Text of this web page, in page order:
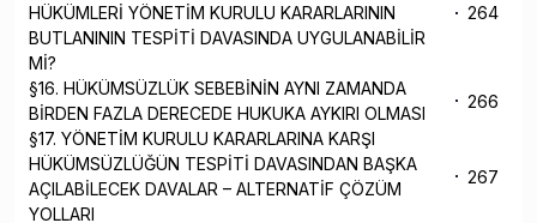
HÜKÜMLERİ YÖNETİM KURULU KARARLARININ
BUTLANININ TESPİTİ DAVASINDA UYGULANABİLİR
Mİ?
264
§16. HÜKÜMSÜZLÜK SEBEBİNİN AYNI ZAMANDA
BİRDEN FAZLA DERECEDE HUKUKA AYKIRI OLMASI
266
§17. YÖNETİM KURULU KARARLARINA KARŞI
HÜKÜMSÜZLÜĞÜN TESPİTİ DAVASINDAN BAŞKA
AÇILABİLECEK DAVALAR – ALTERNATİF ÇÖZÜM
YOLLARI
267